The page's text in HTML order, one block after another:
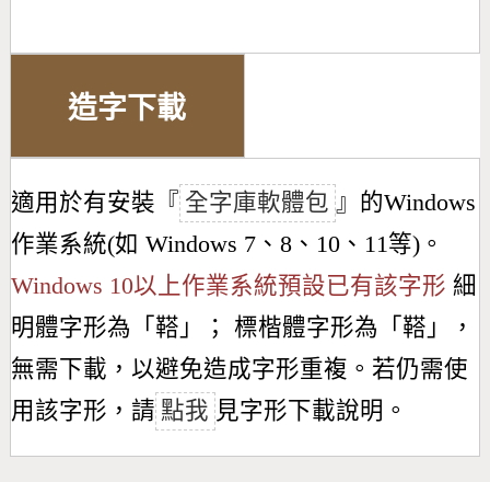
造字下載
適用於有安裝『 全字庫軟體包 』的Windows
作業系統(如 Windows 7、8、10、11等)。
Windows 10以上作業系統預設已有該字形 細
明體字形為「 鞳 」； 標楷體字形為「 鞳 」，
無需下載，以避免造成字形重複。若仍需使
用該字形，請 點我 見字形下載說明。